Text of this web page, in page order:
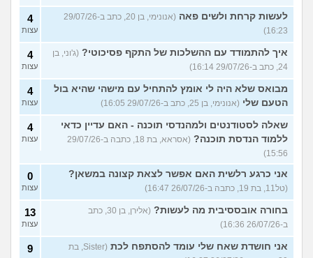
לעשות קרחת ולשים פאה
(אנונימי, בן 20, כתב ב-29/07/26
16:23)
4
עצות
איך להתמודד עם ההשלכות של התקף פסיכוטי? (ג'וני, בן
24, כתב ב-29/07/26 16:14)
4
עצות
מבואס שלא היה לי אומץ להתחיל עם מישהי שהיא בול
הטעם שלי (אנונימי, בן 25, כתב ב-29/07/26 16:05)
4
עצות
שאלה לסטודנטים ולמהנדסי תוכנה - האם עדיין כדאי
ללמוד הנדסת תוכנה?
(אסראא, בת 18, כתבה ב-29/07/26
15:56)
4
עצות
אני כרגע רלשית האם אפשר לצאת קצונה במשאן?
(טל11, בת 19, כתבה ב-26/07/26 16:47)
0
עצות
בחורה אובססיבית מה לעשות?
(אלירן, בן 30, כתב
ב-26/07/26 16:36)
13
עצות
אני חושדת שאח שלי עומד להסתפח לכת
(Sister, בת
9